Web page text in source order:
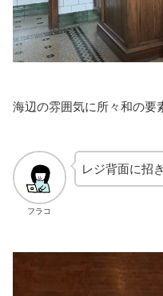
海辺の雰囲気に所々和の要
フラコ
レジ背面に招